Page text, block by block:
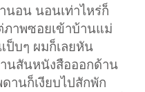
นอน นอนเท่าไหร่ก็
าพซอยเข้าบ้านแม่
ป็บๆ ผมก็เลยหัน
นสันหนังสือออกด้าน
านก็เงียบไปสักพัก